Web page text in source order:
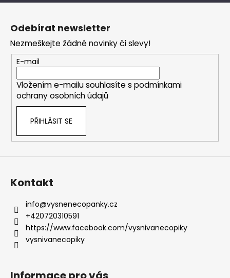
Z
Odebírat newsletter
Nezmeškejte žádné novinky či slevy!
E-mail
Vložením e-mailu souhlasíte s podmínkami
ochrany osobních údajů
PŘIHLÁSIT SE
Kontakt
info@vysnenecopanky.cz
+420720310591
https://www.facebook.com/vysnivanecopiky
vysnivanecopiky